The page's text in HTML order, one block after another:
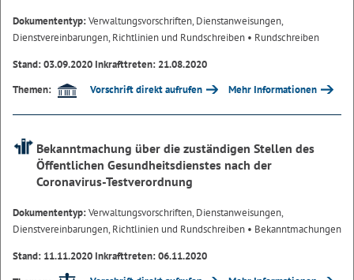
Dokumententyp:Verwaltungsvorschriften, Dienstanweisungen,
Dienstvereinbarungen, Richtlinien und Rundschreiben • Rundschreiben
Stand: 03.09.2020 Inkrafttreten: 21.08.2020
Themen:
Vorschrift direkt aufrufen Mehr Informationen
Bekanntmachung über die zuständigen Stellen des
Öffentlichen Gesundheitsdienstes nach der
Coronavirus-Testverordnung
Dokumententyp:Verwaltungsvorschriften, Dienstanweisungen,
Dienstvereinbarungen, Richtlinien und Rundschreiben • Bekanntmachungen
Stand: 11.11.2020 Inkrafttreten: 06.11.2020